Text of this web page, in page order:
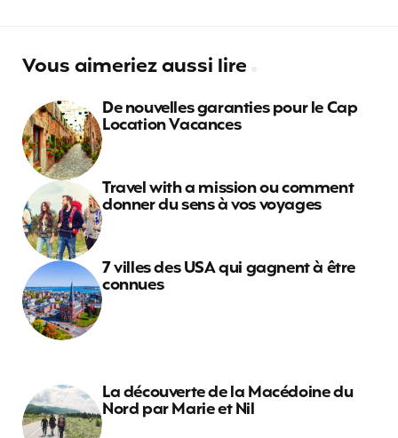
Vous aimeriez aussi lire
De nouvelles garanties pour le Cap
Location Vacances
Travel with a mission ou comment
donner du sens à vos voyages
7 villes des USA qui gagnent à être
connues
La découverte de la Macédoine du
Nord par Marie et Nil